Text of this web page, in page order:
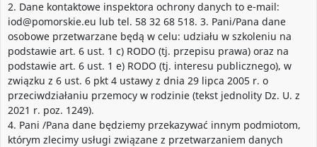
2. Dane kontaktowe inspektora ochrony danych to e-mail:
iod@pomorskie.eu lub tel. 58 32 68 518. 3. Pani/Pana dane
osobowe przetwarzane będą w celu: udziału w szkoleniu na
podstawie art. 6 ust. 1 c) RODO (tj. przepisu prawa) oraz na
podstawie art. 6 ust. 1 e) RODO (tj. interesu publicznego), w
związku z 6 ust. 6 pkt 4 ustawy z dnia 29 lipca 2005 r. o
przeciwdziałaniu przemocy w rodzinie (tekst jednolity Dz. U. z
2021 r. poz. 1249).
4. Pani /Pana dane będziemy przekazywać innym podmiotom,
którym zlecimy usługi związane z przetwarzaniem danych